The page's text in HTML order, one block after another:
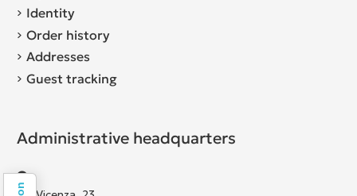
Identity
Order history
Addresses
Guest tracking
Administrative headquarters